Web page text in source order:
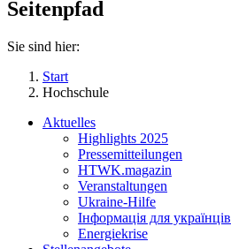
Seitenpfad
Sie sind hier:
Start
Hochschule
Aktuelles
Highlights 2025
Pressemitteilungen
HTWK.magazin
Veranstaltungen
Ukraine-Hilfe
Інформація для українців
Energiekrise